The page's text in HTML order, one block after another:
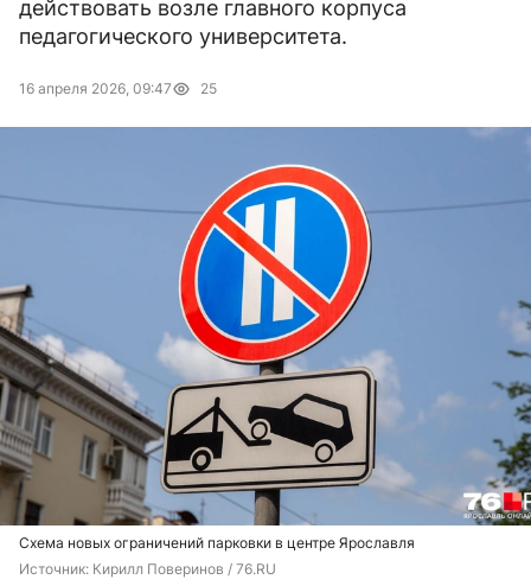
действовать возле главного корпуса
педагогического университета.
16 апреля 2026, 09:47 25
Схема новых ограничений парковки в центре Ярославля
Источник: Кирилл Поверинов / 76.RU